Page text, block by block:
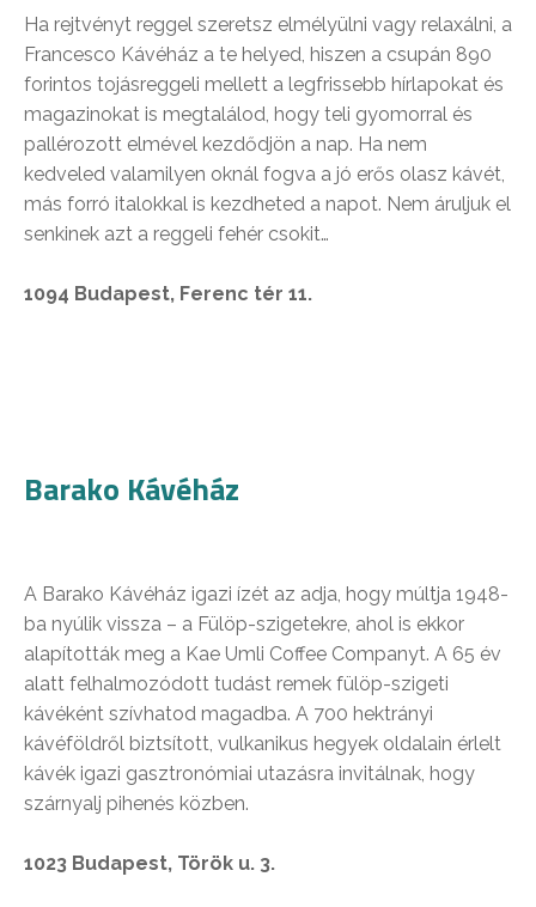
Ha rejtvényt reggel szeretsz elmélyülni vagy relaxálni, a
Francesco Kávéház a te helyed, hiszen a csupán 890
forintos tojásreggeli mellett a legfrissebb hírlapokat és
magazinokat is megtalálod, hogy teli gyomorral és
pallérozott elmével kezdődjön a nap. Ha nem
kedveled valamilyen oknál fogva a jó erős olasz kávét,
más forró italokkal is kezdheted a napot. Nem áruljuk el
senkinek azt a reggeli fehér csokit…
1094 Budapest, Ferenc tér 11.
Barako Kávéház
A Barako Kávéház igazi ízét az adja, hogy múltja 1948-
ba nyúlik vissza – a Fülöp-szigetekre, ahol is ekkor
alapították meg a Kae Umli Coffee Companyt. A 65 év
alatt felhalmozódott tudást remek fülöp-szigeti
kávéként szívhatod magadba. A 700 hektrányi
kávéföldről biztsított, vulkanikus hegyek oldalain érlelt
kávék igazi gasztronómiai utazásra invitálnak, hogy
szárnyalj pihenés közben.
1023 Budapest, Török u. 3.